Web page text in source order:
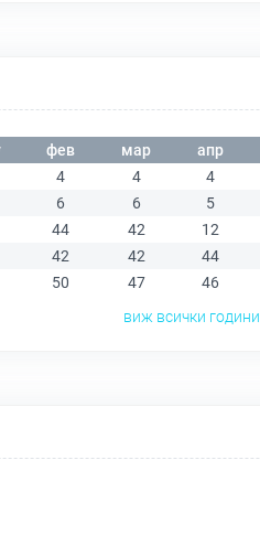
фев мар апр
4 4 4
6 6 5
44 42 12
42 42 44
50 47 46
виж всички години